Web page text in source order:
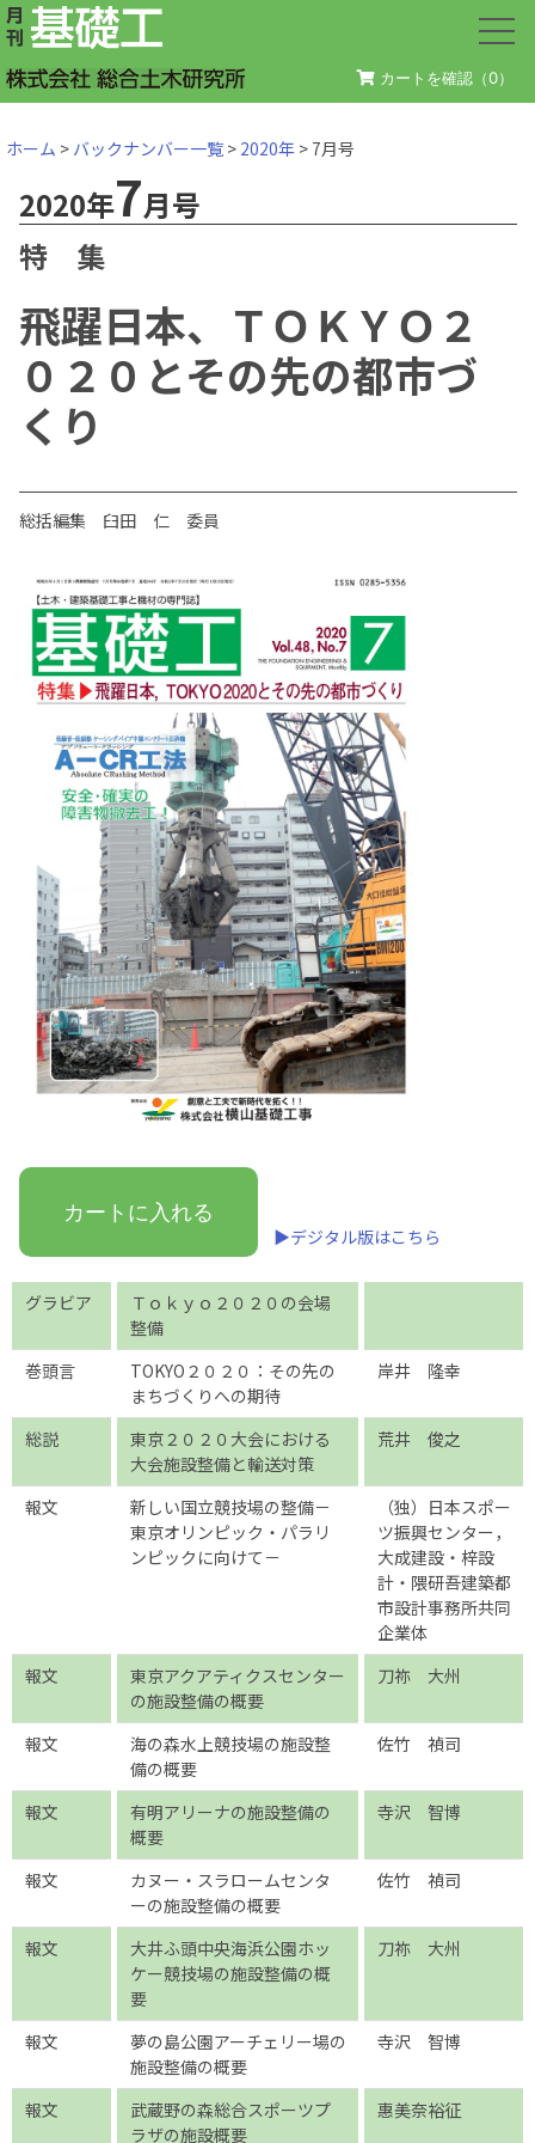
カートを確認（0）
ホーム > バックナンバー一覧 > 2020年 > 7月号
2020年7月号
特 集
飛躍日本、ＴＯＫＹＯ２
０２０とその先の都市づ
くり
総括編集 臼田 仁 委員
カートに入れる
▶デジタル版はこちら
グラビア
Ｔｏｋｙｏ２０２０の会場
整備
巻頭言
TOKYO２０２０：その先の
まちづくりへの期待
岸井 隆幸
総説
東京２０２０大会における
大会施設整備と輸送対策
荒井 俊之
報文
新しい国立競技場の整備－
東京オリンピック・パラリ
ンピックに向けて－
（独）日本スポー
ツ振興センター，
大成建設・梓設
計・隈研吾建築都
市設計事務所共同
企業体
報文
東京アクアティクスセンター
の施設整備の概要
刀祢 大州
報文
海の森水上競技場の施設整
備の概要
佐竹 禎司
報文
有明アリーナの施設整備の
概要
寺沢 智博
報文
カヌー・スラロームセンタ
ーの施設整備の概要
佐竹 禎司
報文
大井ふ頭中央海浜公園ホッ
ケー競技場の施設整備の概
要
刀祢 大州
報文
夢の島公園アーチェリー場の
施設整備の概要
寺沢 智博
報文
武蔵野の森総合スポーツプ
ラザの施設概要
惠美奈裕征